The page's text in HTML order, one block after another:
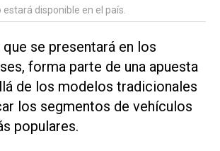
estará disponible en el país.
se presentará en los
forma parte de una apuesta
de los modelos tradicionales
los segmentos de vehículos
populares.